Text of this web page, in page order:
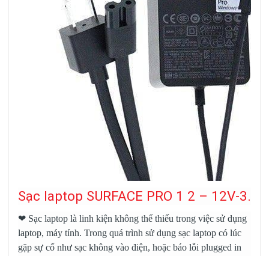
Sạc laptop SURFACE PRO 1 2 – 12V-
❤ Sạc laptop là linh kiện không thể thiếu trong việc sử dụng
laptop, máy tính. Trong quá trình sử dụng sạc laptop có lúc
gặp sự cố như sạc không vào điện, hoặc báo lỗi plugged in